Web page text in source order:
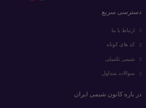
دسترسی سریع
ارتباط با ما
کد های کوتاه
شیمی تکمیلی
سوالات متداول
در باره کانون شیمی ایران